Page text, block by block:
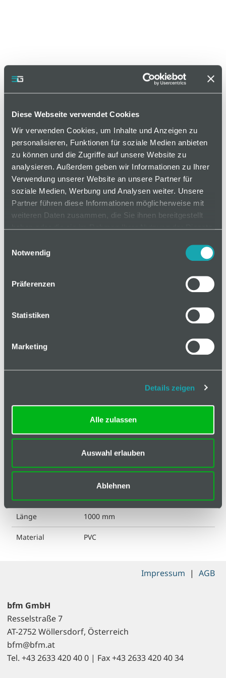
Diese Webseite verwendet Cookies
Wir verwenden Cookies, um Inhalte und Anzeigen zu
personalisieren, Funktionen für soziale Medien anbieten
zu können und die Zugriffe auf unsere Website zu
analysieren. Außerdem geben wir Informationen zu Ihrer
Verwendung unserer Website an unsere Partner für
soziale Medien, Werbung und Analysen weiter. Unsere
Partner führen diese Informationen möglicherweise mit
weiteren Daten zusammen, die Sie ihnen bereitgestellt
haben oder die sie im Rahmen Ihrer Nutzung der Dienste
Notwendig
Präferenzen
Statistiken
Marketing
Details zeigen
Alle zulassen
Auswahl erlauben
Ablehnen
Artikelnummer LG75-05-NL
Varianten
auf Anfrage
Mindestbestellmenge: 1
In den Warenkorb
75 mm
Eigenschaft nachleuchtend
200/25 mcd/m² nach DIN 67510
Länge 1000 mm
Material PVC
bfm GmbH
Resselstraße 7
AT-2752 Wöllersdorf, Österreich
bfm@bfm.at
Tel. +43 2633 420 40 0 | Fax +43 2633 420 40 34
Impressum | AGB